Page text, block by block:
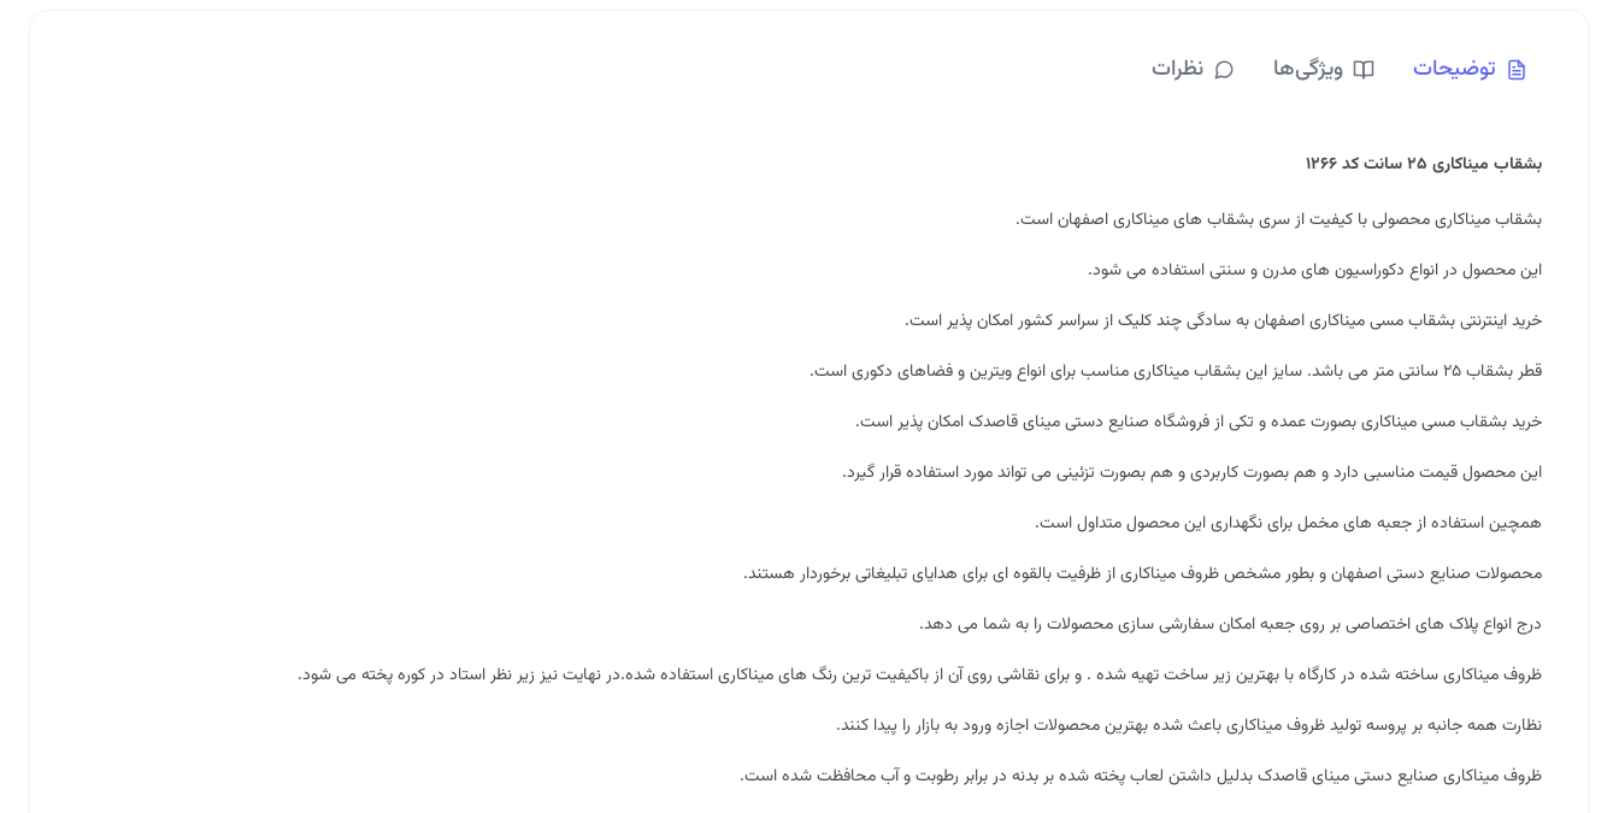
توضیحات ویژگی‌ها نظرات
بشقاب میناکاری ۲۵ سانت کد ۱۲۶۶
بشقاب میناکاری محصولی با کیفیت از سری بشقاب های میناکاری اصفهان است.
این محصول در انواع دکوراسیون های مدرن و سنتی استفاده می شود.
خرید اینترنتی بشقاب مسی میناکاری اصفهان به سادگی چند کلیک از سراسر کشور امکان پذیر است.
قطر بشقاب ۲۵ سانتی متر می باشد. سایز این بشقاب
میناکاریمناسب برای انواع ویترین و فضاهای دکوری است.
خرید بشقاب مسی میناکاری بصورت عمده و تکی از فروشگاه صنایع دستیمینای قاصدکامکان پذیر است.
این محصول قیمت مناسبی دارد و هم بصورت کاربردی و هم بصورت تزئینی می تواند مورد استفاده قرار گیرد.
همچین استفاده از جعبه های مخمل برای نگهداری این محصول متداول است.
محصولات صنایع دستی اصفهان و بطور مشخص ظروف میناکاری از ظرفیت بالقوه ای برای هدایای تبلیغاتی برخوردار هستند.
درج انواع پلاک های اختصاصی بر روی جعبه امکان سفارشی سازی محصولات را به شما می دهد.
ظروف میناکاری ساخته شده در کارگاه با بهترین زیر ساخت تهیه شده . و برای نقاشی روی آن از باکیفیت ترین رنگ های میناکاری استفاده شده.در نهایت نیز زیر نظر استاد در کوره پخته می شود.
نظارت همه جانبه بر پروسه تولید ظروف میناکاری باعث شده بهترین محصولات اجازه ورود به بازار را پیدا کنند.
ظروف میناکاری صنایع دستی مینای قاصدک بدلیل داشتن لعاب پخته شده بر بدنه در برابر رطوبت و آب محافظت شده است.